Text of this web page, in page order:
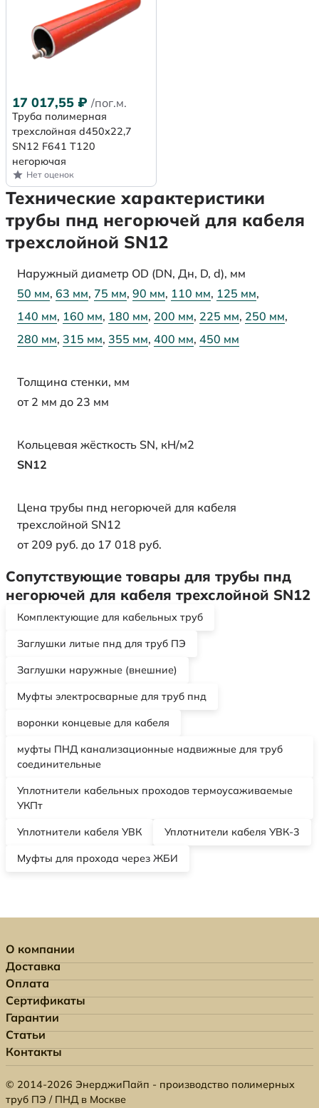
17 017,55 ₽ /пог.м.
Труба полимерная
трехслойная d450х22,7
SN12 F641 Т120
негорючая
Нет оценок
Технические характеристики
трубы пнд негорючей для кабеля
трехслойной SN12
Наружный диаметр OD (DN, Дн, D, d), мм
50 мм, 63 мм, 75 мм, 90 мм, 110 мм, 125 мм,
140 мм, 160 мм, 180 мм, 200 мм, 225 мм, 250 мм,
280 мм, 315 мм, 355 мм, 400 мм, 450 мм
Толщина стенки, мм
от 2 мм до 23 мм
Кольцевая жёсткость SN, кН/м2
SN12
Цена трубы пнд негорючей для кабеля
трехслойной SN12
от 209 руб. до 17 018 руб.
Сопутствующие товары для трубы пнд
негорючей для кабеля трехслойной SN12
Комплектующие для кабельных труб
Заглушки литые пнд для труб ПЭ
Заглушки наружные (внешние)
Муфты электросварные для труб пнд
воронки концевые для кабеля
муфты ПНД канализационные надвижные для труб
соединительные
Уплотнители кабельных проходов термоусаживаемые
УКПт
Уплотнители кабеля УВК Уплотнители кабеля УВК-3
Муфты для прохода через ЖБИ
О компании
Доставка
Оплата
Сертификаты
Гарантии
Статьи
Контакты
© 2014-2026 ЭнерджиПайп - производство полимерных
труб ПЭ / ПНД в Москве